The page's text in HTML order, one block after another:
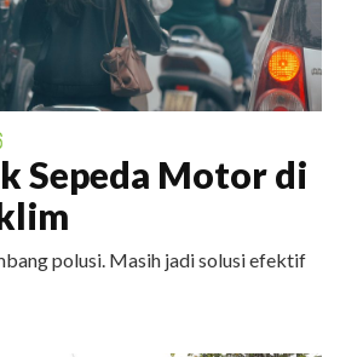
Sepeda Motor di
polusi. Masih jadi solusi efektif